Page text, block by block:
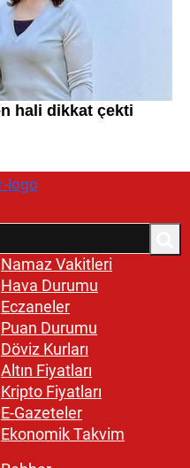
Namaz Vakitleri
Hava Durumu
Eczaneler
Puan Durumu
Döviz Kurları
Altın Fiyatları
Kripto Fiyatları
E-Gazeteler
Ekonomik Takvim